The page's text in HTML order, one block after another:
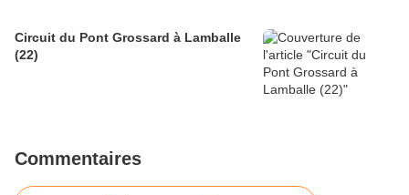
Circuit du Pont Grossard à Lamballe
(22)
Commentaires